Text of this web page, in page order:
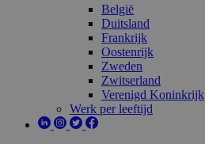
België
Duitsland
Frankrijk
Oostenrijk
Zweden
Zwitserland
Verenigd Koninkrijk
Werk per leeftijd